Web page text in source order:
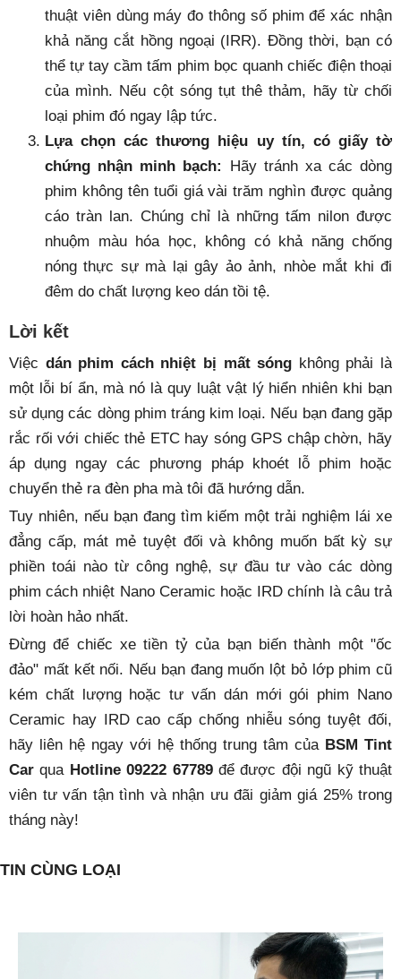
thuật viên dùng máy đo thông số phim để xác nhận
khả năng cắt hồng ngoại (IRR). Đồng thời, bạn có
thể tự tay cầm tấm phim bọc quanh chiếc điện thoại
của mình. Nếu cột sóng tụt thê thảm, hãy từ chối
loại phim đó ngay lập tức.
Lựa chọn các thương hiệu uy tín, có giấy tờ
chứng nhận minh bạch: Hãy tránh xa các dòng
phim không tên tuổi giá vài trăm nghìn được quảng
cáo tràn lan. Chúng chỉ là những tấm nilon được
nhuộm màu hóa học, không có khả năng chống
nóng thực sự mà lại gây ảo ảnh, nhòe mắt khi đi
đêm do chất lượng keo dán tồi tệ.
Lời kết
Việc dán phim cách nhiệt bị mất sóng không phải là
một lỗi bí ẩn, mà nó là quy luật vật lý hiển nhiên khi bạn
sử dụng các dòng phim tráng kim loại. Nếu bạn đang gặp
rắc rối với chiếc thẻ ETC hay sóng GPS chập chờn, hãy
áp dụng ngay các phương pháp khoét lỗ phim hoặc
chuyển thẻ ra đèn pha mà tôi đã hướng dẫn.
Tuy nhiên, nếu bạn đang tìm kiếm một trải nghiệm lái xe
đẳng cấp, mát mẻ tuyệt đối và không muốn bất kỳ sự
phiền toái nào từ công nghệ, sự đầu tư vào các dòng
phim cách nhiệt Nano Ceramic hoặc IRD chính là câu trả
lời hoàn hảo nhất.
Đừng để chiếc xe tiền tỷ của bạn biến thành một "ốc
đảo" mất kết nối. Nếu bạn đang muốn lột bỏ lớp phim cũ
kém chất lượng hoặc tư vấn dán mới gói phim Nano
Ceramic hay IRD cao cấp chống nhiễu sóng tuyệt đối,
hãy liên hệ ngay với hệ thống trung tâm của BSM Tint
Carqua Hotline 09222 67789để được đội ngũ kỹ thuật
viên tư vấn tận tình và nhận ưu đãi giảm giá 25% trong
tháng này!
TIN CÙNG LOẠI